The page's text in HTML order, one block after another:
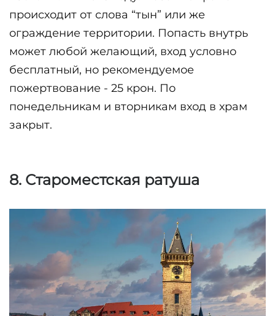
происходит от слова “тын” или же
ограждение территории. Попасть внутрь
может любой желающий, вход условно
бесплатный, но рекомендуемое
пожертвование - 25 крон. По
понедельникам и вторникам вход в храм
закрыт.
8. Староместская ратуша